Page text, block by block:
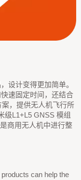
设计变得更加简单。
速固定时间，还结合
，提供无人机飞行所
级L1+L5 GNSS 模组
商用无人机中进行整
can help the